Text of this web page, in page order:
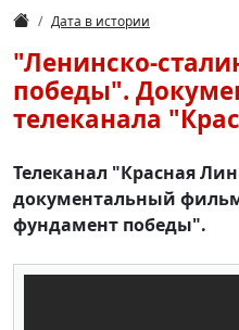
Дата в истории
"Ленинско-
победы".
телеканала
Телеканал "Красная
документальный
фундамент победы".